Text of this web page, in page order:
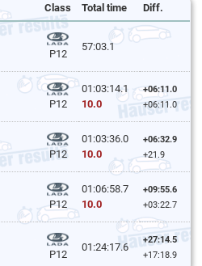
Class Total time Diff.
P12
57:03.1
P12
01:03:14.1
10.0
+06:11.0
+06:11.0
P12
01:03:36.0
10.0
+06:32.9
+21.9
P12
01:06:58.7
10.0
+09:55.6
+03:22.7
P12
01:24:17.6
+27:14.5
+17:18.9